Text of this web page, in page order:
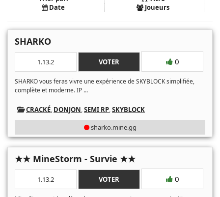
Date
Joueurs
SHARKO
1.13.2 VOTER 0
SHARKO vous feras vivre une expérience de SKYBLOCK simplifiée,
complète et moderne. IP ...
CRACKÉ, DONJON,SEMI RP,SKYBLOCK
sharko.mine.gg
★★ MineStorm - Survie ★★
1.13.2 VOTER 0